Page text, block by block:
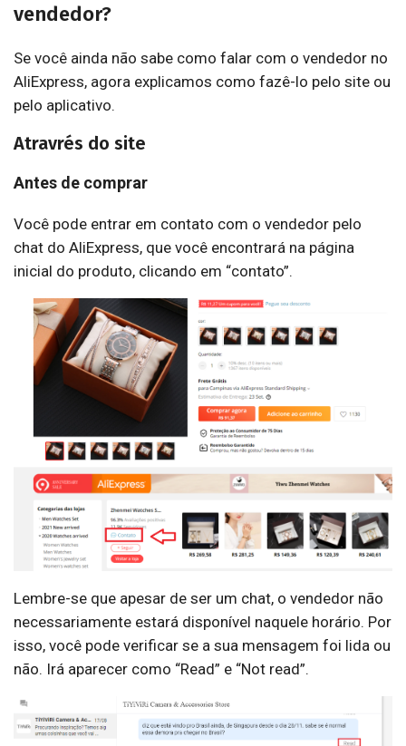
vendedor?
Se você ainda não sabe como falar com o vendedor no
AliExpress, agora explicamos como fazê-lo pelo site ou
pelo aplicativo.
Atravrés do site
Antes de comprar
Você pode entrar em contato com o vendedor pelo
chat do AliExpress, que você encontrará na página
inicial do produto, clicando em “contato”.
Lembre-se que apesar de ser um chat, o vendedor não
necessariamente estará disponível naquele horário. Por
isso, você pode verificar se a sua mensagem foi lida ou
não. Irá aparecer como “Read” e “Not read”.